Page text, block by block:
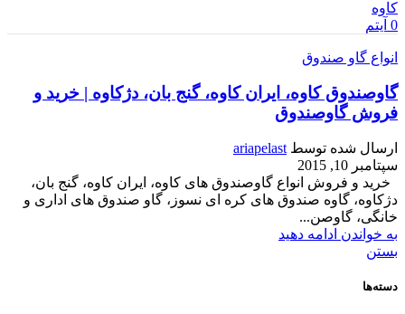
0 آیتم
انواع گاو صندوق
گاوصندوق کاوه، ایران کاوه، گنج بان، دژکاوه | خرید و
فروش گاوصندوق
ارسال شده توسط ariapelast
سپتامبر 10, 2015
خرید و فروش انواع گاوصندوق های کاوه، ایران کاوه، گنج بان،
دژکاوه، گاوه صندوق های کره ای نسوز، گاو صندوق های اداری و
خانگی، گاوصن...
به خواندن ادامه دهید
بستن
دسته‌ها